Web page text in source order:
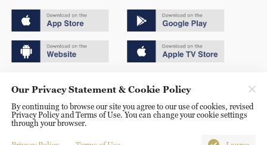
京ICP备20000184号
京公网安备 11010502050052号
Disinformation report hotline: 010-85061466
Our Privacy Statement & Cookie Policy
By continuing to browse our site you agree to our use of cookies, revised
Privacy Policy and Terms of Use. You can change your cookie settings
through your browser.